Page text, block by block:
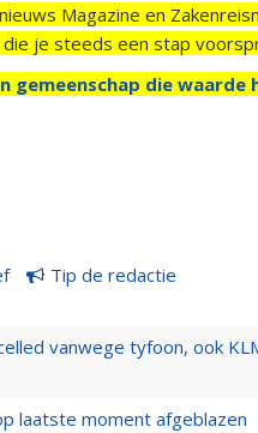
Magazine en
je steeds een stap
gemeenschap die waarde
Tip de redactie
vanwege tyfoon, ook
laatste moment afgeblazen